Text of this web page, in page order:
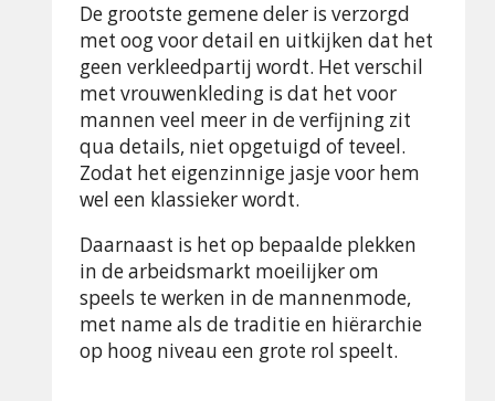
De grootste gemene deler is verzorgd
met oog voor detail en uitkijken dat het
geen verkleedpartij wordt. Het verschil
met vrouwenkleding is dat het voor
mannen veel meer in de verfijning zit
qua details, niet opgetuigd of teveel.
Zodat het eigenzinnige jasje voor hem
wel een klassieker wordt.
Daarnaast is het op bepaalde plekken
in de arbeidsmarkt moeilijker om
speels te werken in de mannenmode,
met name als de traditie en hiërarchie
op hoog niveau een grote rol speelt.